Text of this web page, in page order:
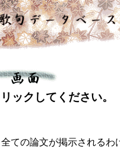
ックしてください。
ての論文が掲示されるわ